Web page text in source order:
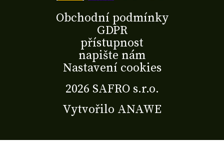
2026 SAFRO s.r.o.
Vytvořilo ANAWE
Obchodní podmínky
GDPR
přístupnost
napište nám
Nastavení cookies